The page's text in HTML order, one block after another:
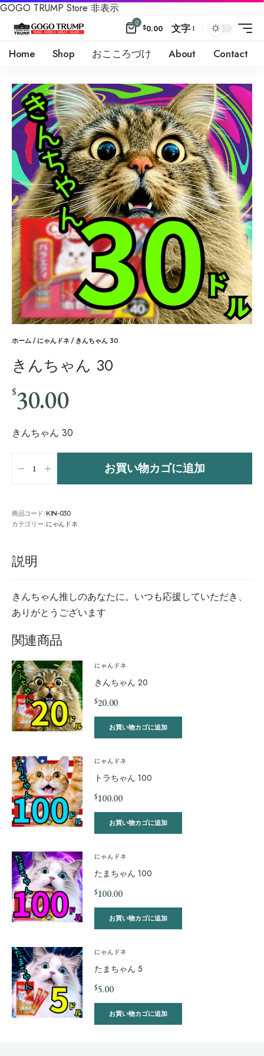
GOGO TRUMP Store 非表示
0
$0.00 文字
Home Shop おこころづけ About Contact
ホーム / にゃんドネ / きんちゃん 30
きんちゃん 30
$30.00
きんちゃん 30
お買い物カゴに追加
商品コード:KIN-030
カテゴリー: にゃんドネ
説明
きんちゃん推しのあなたに。いつも応援していただき、
ありがとうございます
関連商品
にゃんドネ
きんちゃん 20
$20.00
お買い物カゴに追加
にゃんドネ
トラちゃん 100
$100.00
お買い物カゴに追加
にゃんドネ
たまちゃん 100
$100.00
お買い物カゴに追加
にゃんドネ
たまちゃん 5
$5.00
お買い物カゴに追加